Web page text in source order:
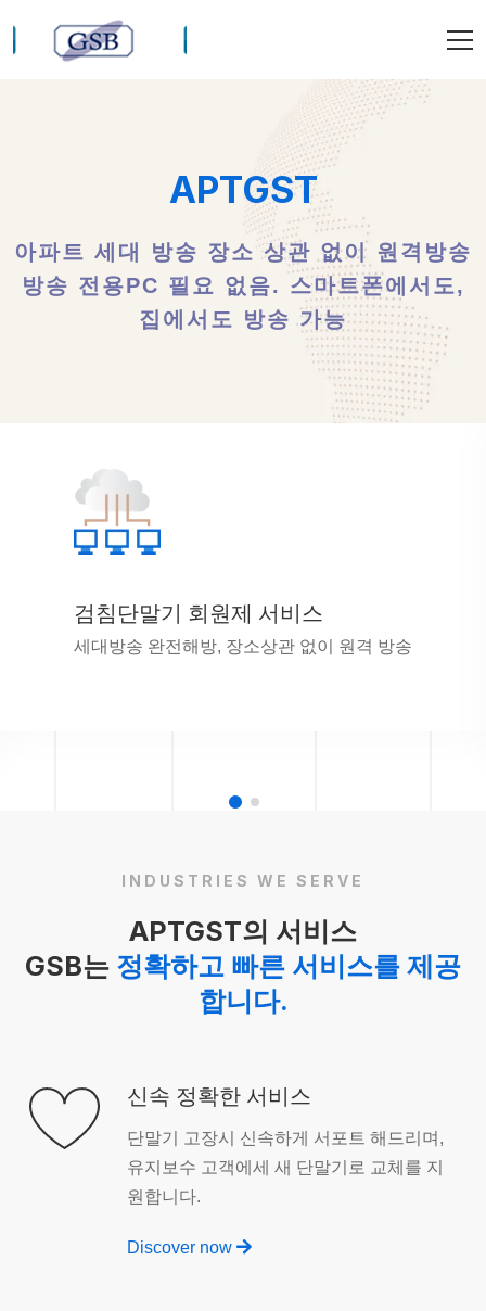
APTGST
아파트 세대 방송 장소 상관 없이 원격방송
방송 전용PC 필요 없음. 스마트폰에서도,
집에서도 방송 가능
검침단말기 회원제 서비스
세대방송 완전해방, 장소상관 없이 원격 방송
INDUSTRIES WE SERVE
APTGST의 서비스
GSB는 정확하고 빠른 서비스를 제공
합니다.
신속 정확한 서비스
단말기 고장시 신속하게 서포트 해드리며,
유지보수 고객에세 새 단말기로 교체를 지
원합니다.
Discover now